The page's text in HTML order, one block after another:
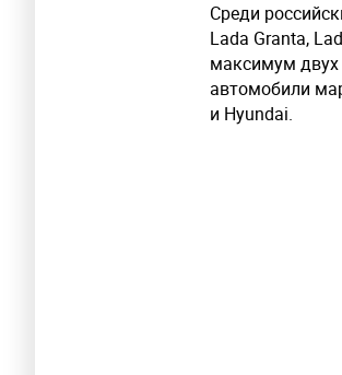
Среди
Lada Granta,
максимум двух
автомобили
и Hyundai.